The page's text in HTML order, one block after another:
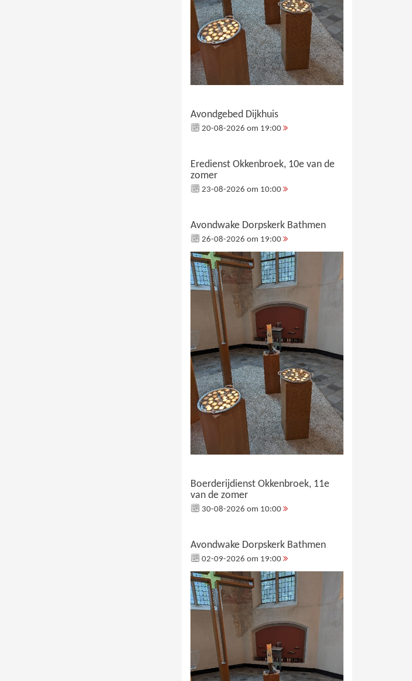
Avondgebed Dijkhuis
20-08-2026 om 19:00
Eredienst Okkenbroek, 10e van de
zomer
23-08-2026 om 10:00
Avondwake Dorpskerk Bathmen
26-08-2026 om 19:00
Boerderijdienst Okkenbroek, 11e
van de zomer
30-08-2026 om 10:00
Avondwake Dorpskerk Bathmen
02-09-2026 om 19:00